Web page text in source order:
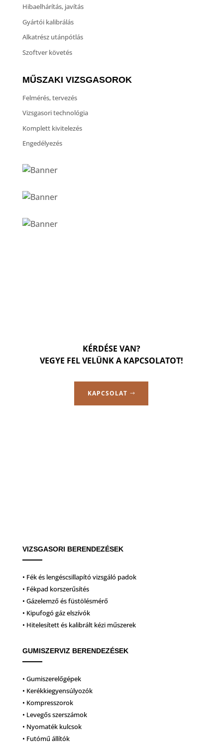
Hibaelhárítás, javítás
Gyártói kalibrálás
Alkatrész utánpótlás
Szoftver követés
MŰSZAKI VIZSGASOROK
Felmérés, tervezés
Vizsgasori technológia
Komplett kivitelezés
Engedélyezés
KÉRDÉSE VAN?
VEGYE FEL VELÜNK A KAPCSOLATOT!
KAPCSOLAT
VIZSGASORI BERENDEZÉSEK
• Fék és lengéscsillapító vizsgáló padok
• Fékpad korszerűsítés
• Gázelemző és füstölésmérő
• Kipufogó gáz elszívók
• Hitelesített és kalibrált kézi műszerek
GUMISZERVIZ BERENDEZÉSEK
• Gumiszerelőgépek
• Kerékkiegyensúlyozók
• Kompresszorok
• Levegős szerszámok
• Nyomaték kulcsok
• Futómű állítók